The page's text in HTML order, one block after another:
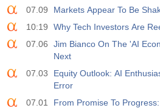
19:30
USD
CFTC 골드 비상업 순포지션
활동
197.6 K
예측값
19:30
CFTC 원유 비상업 순포지션
활동
112.4 K
07.09
Markets Appear To Be
10:19
Why Tech Investors Are
07.06
Jim Bianco On The 'AI
Next
07.03
Equity Outlook: AI
Error
07.01
From Promise To